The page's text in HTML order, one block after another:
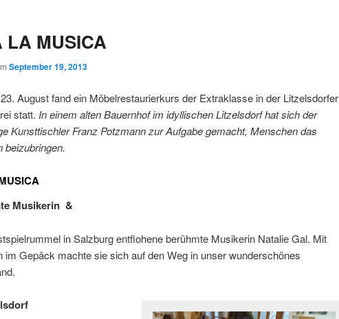
LA MUSICA
September 19, 2013
August fand ein Möbelrestaurierkurs der Extraklasse in der Litzelsdorfer
statt. In einem alten Bauernhof im idyllischen Litzelsdorf hat sich der
Kunsttischler Franz Potzmann zur Aufgabe gemacht, Menschen das
beizubringen.
Musikerin &
in Salzburg entflohene berühmte Musikerin Natalie Gal. Mit
im Gepäck machte sie sich auf den Weg in unser wunderschönes